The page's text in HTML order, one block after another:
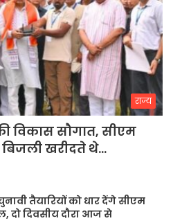
राज्य
विकास सौगात, सीएम
खरीदते थे…
तैयारियों को धार देंगे सीएम
दो दिवसीय दौरा आज से